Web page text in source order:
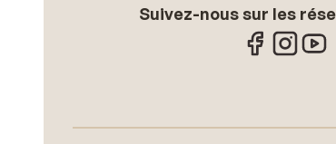
Suivez-nous sur les